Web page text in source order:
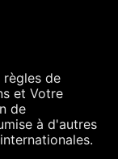
règles de
et Votre
de
à d'autres